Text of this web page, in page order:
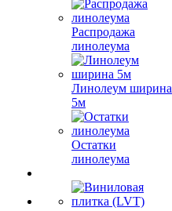
Распродажа
линолеума
Линолеум ширина
5м
Остатки
линолеума